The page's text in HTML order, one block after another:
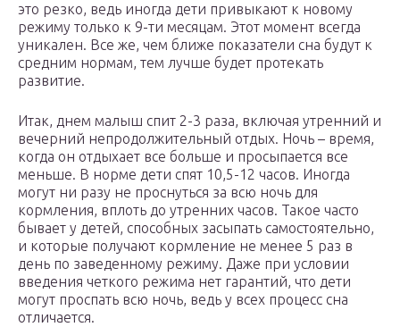
это резко, ведь иногда дети привыкают к новому
режиму только к 9-ти месяцам. Этот момент всегда
уникален. Все же, чем ближе показатели сна будут к
средним нормам, тем лучше будет протекать
развитие.
Итак, днем малыш спит 2-3 раза, включая утренний и
вечерний непродолжительный отдых. Ночь – время,
когда он отдыхает все больше и просыпается все
меньше. В норме дети спят 10,5-12 часов. Иногда
могут ни разу не проснуться за всю ночь для
кормления, вплоть до утренних часов. Такое часто
бывает у детей, способных засыпать самостоятельно,
и которые получают кормление не менее 5 раз в
день по заведенному режиму. Даже при условии
введения четкого режима нет гарантий, что дети
могут проспать всю ночь, ведь у всех процесс сна
отличается.